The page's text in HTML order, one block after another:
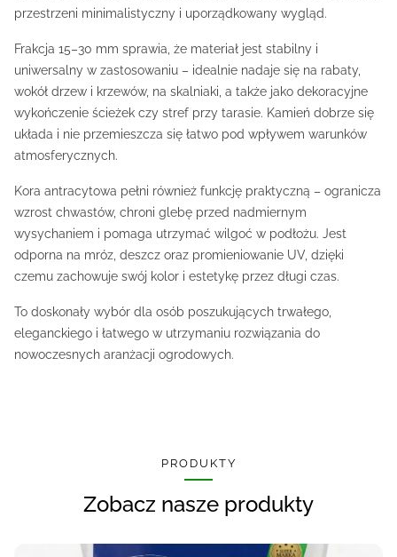
przestrzeni minimalistyczny i uporządkowany wygląd.
Frakcja 15–30 mm sprawia, że materiał jest stabilny i
uniwersalny w zastosowaniu – idealnie nadaje się na rabaty,
wokół drzew i krzewów, na skalniaki, a także jako dekoracyjne
wykończenie ścieżek czy stref przy tarasie. Kamień dobrze się
układa i nie przemieszcza się łatwo pod wpływem warunków
atmosferycznych.
Kora antracytowa pełni również funkcję praktyczną – ogranicza
wzrost chwastów, chroni glebę przed nadmiernym
wysychaniem i pomaga utrzymać wilgoć w podłożu. Jest
odporna na mróz, deszcz oraz promieniowanie UV, dzięki
czemu zachowuje swój kolor i estetykę przez długi czas.
To doskonały wybór dla osób poszukujących trwałego,
eleganckiego i łatwego w utrzymaniu rozwiązania do
nowoczesnych aranżacji ogrodowych.
PRODUKTY
Zobacz nasze produkty